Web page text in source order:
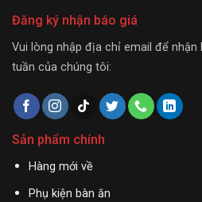
Đăng ký nhận báo giá
Vui lòng nhập địa chỉ email để nhận
tuần của chúng tôi:
Sản phẩm chính
Hàng mới về
Phụ kiện bàn ăn